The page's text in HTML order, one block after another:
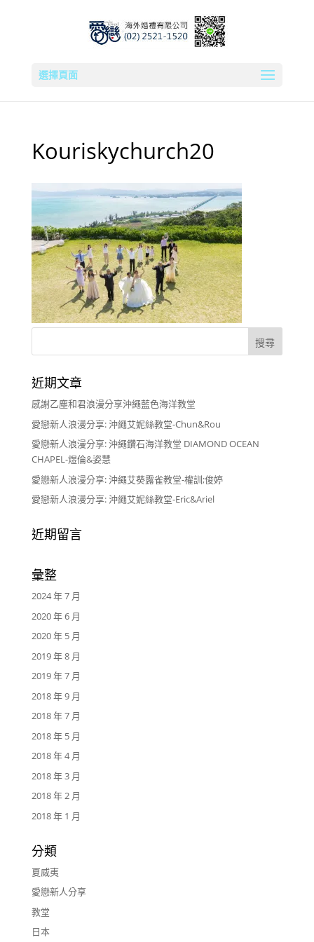
選擇頁面
Kouriskychurch20
近期文章
感謝乙塵和君浪漫分享沖繩藍色海洋教堂
愛戀新人浪漫分享: 沖繩艾妮絲教堂-Chun&Rou
愛戀新人浪漫分享: 沖繩鑽石海洋教堂 DIAMOND OCEAN
CHAPEL-煜倫&姿慧
愛戀新人浪漫分享: 沖繩艾葵露雀教堂-權訓;俊婷
愛戀新人浪漫分享: 沖繩艾妮絲教堂-Eric&Ariel
近期留言
彙整
2024 年 7 月
2020 年 6 月
2020 年 5 月
2019 年 8 月
2019 年 7 月
2018 年 9 月
2018 年 7 月
2018 年 5 月
2018 年 4 月
2018 年 3 月
2018 年 2 月
2018 年 1 月
分類
夏威夷
愛戀新人分享
教堂
日本